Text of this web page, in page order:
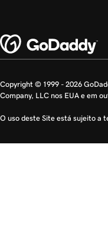
Copyright © 1999 - 2026
Company, LLC nos EUA e em
O uso deste Site está sujeito a